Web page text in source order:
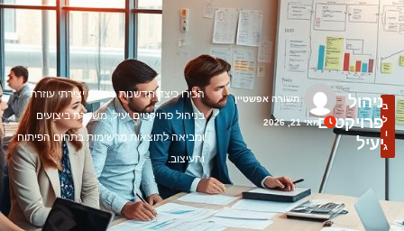
ב
ל
ו
ג
ניהול
פרויקטים
יעיל
תשורה אפשטיין
מאי 21, 2026
הכירו כיצד חדשנות בתכנון יצירתי עוזרת
בניהול פרויקטים יעיל, משפרת ביצועים
ומביאה לתוצאות מרשימות בתחום הפיתוח
והעיצוב.